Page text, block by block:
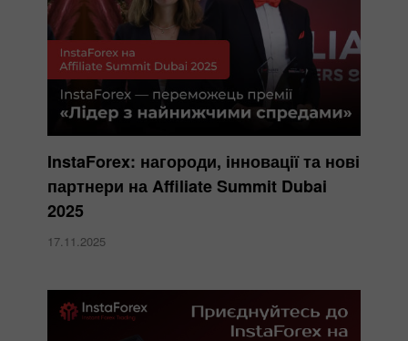
InstaForex: нагороди, інновації та нові
партнери на Affiliate Summit Dubai
2025
17.11.2025